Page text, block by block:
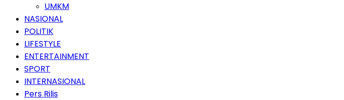
UMKM
NASIONAL
POLITIK
LIFESTYLE
ENTERTAINMENT
SPORT
INTERNASIONAL
Pers Rilis